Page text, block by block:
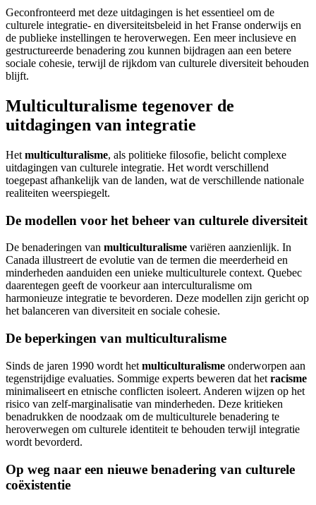
Geconfronteerd met deze uitdagingen is het essentieel om de
culturele integratie- en diversiteitsbeleid in het Franse onderwijs en
de publieke instellingen te heroverwegen. Een meer inclusieve en
gestructureerde benadering zou kunnen bijdragen aan een betere
sociale cohesie, terwijl de rijkdom van culturele diversiteit behouden
blijft.
Multiculturalisme tegenover de
uitdagingen van integratie
Het multiculturalisme, als politieke filosofie, belicht complexe
uitdagingen van culturele integratie. Het wordt verschillend
toegepast afhankelijk van de landen, wat de verschillende nationale
realiteiten weerspiegelt.
De modellen voor het beheer van culturele diversiteit
De benaderingen van multiculturalisme variëren aanzienlijk. In
Canada illustreert de evolutie van de termen die meerderheid en
minderheden aanduiden een unieke multiculturele context. Quebec
daarentegen geeft de voorkeur aan interculturalisme om
harmonieuze integratie te bevorderen. Deze modellen zijn gericht op
het balanceren van diversiteit en sociale cohesie.
De beperkingen van multiculturalisme
Sinds de jaren 1990 wordt het multiculturalisme onderworpen aan
tegenstrijdige evaluaties. Sommige experts beweren dat het racisme
minimaliseert en etnische conflicten isoleert. Anderen wijzen op het
risico van zelf-marginalisatie van minderheden. Deze kritieken
benadrukken de noodzaak om de multiculturele benadering te
heroverwegen om culturele identiteit te behouden terwijl integratie
wordt bevorderd.
Op weg naar een nieuwe benadering van culturele
coëxistentie